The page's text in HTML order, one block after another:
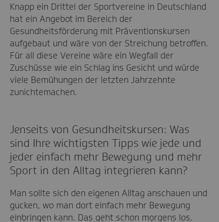
Knapp ein Drittel der Sportvereine in Deutschland
hat ein Angebot im Bereich der
Gesundheitsförderung mit Präventionskursen
aufgebaut und wäre von der Streichung betroffen.
Für all diese Vereine wäre ein Wegfall der
Zuschüsse wie ein Schlag ins Gesicht und würde
viele Bemühungen der letzten Jahrzehnte
zunichtemachen.
Jenseits von Gesundheitskursen: Was
sind Ihre wichtigsten Tipps wie jede und
jeder einfach mehr Bewegung und mehr
Sport in den Alltag integrieren kann?
Man sollte sich den eigenen Alltag anschauen und
gucken, wo man dort einfach mehr Bewegung
einbringen kann. Das geht schon morgens los,